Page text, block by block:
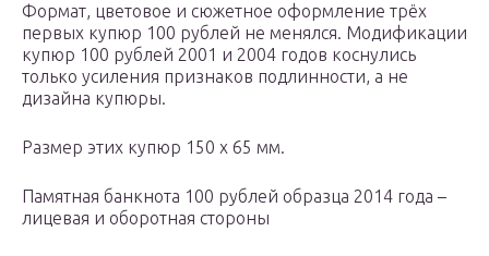
Формат, цветовое и сюжетное оформление трёх
первых купюр 100 рублей не менялся. Модификации
купюр 100 рублей 2001 и 2004 годов коснулись
только усиления признаков подлинности, а не
дизайна купюры.
Размер этих купюр 150 x 65 мм.
Памятная банкнота 100 рублей образца 2014 года –
лицевая и оборотная стороны